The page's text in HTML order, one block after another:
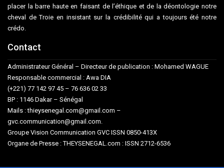
placer la barre haute en faisant de l’éthique et de la déontologie notre
cheval de Troie en insistant sur la crédibilité qui a toujours été notre
crédo.
Contact
Administrateur Général – Directeur de publication : Mohamed WAGUE
Responsable commercial : Awa DIA
(+221) 77 142 97 45 – 76 636 02 33
BP : 1146 Dakar – Sénégal
Mails : thieysenegal.com@gmail.com –
gvc.communication@gmail.com.
Groupe Vision Communication GVC ISSN 0850-413X
Organe de Presse : THEYSENEGAL.com : ISSN 2712-6536